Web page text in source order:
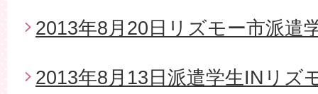
2013年8月20日リズモー市派遣
2013年8月13日派遣学生INリズ